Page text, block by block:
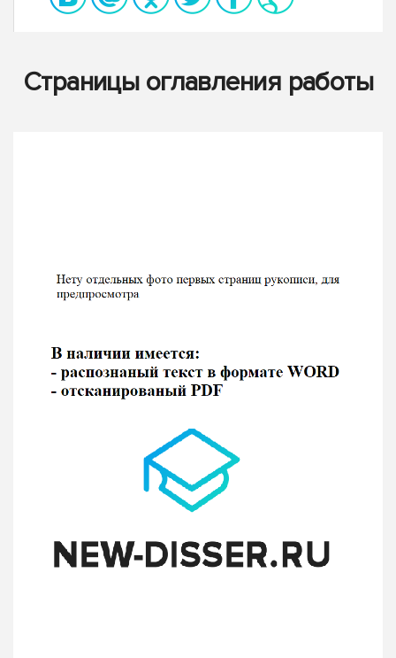
Страницы оглавления работы